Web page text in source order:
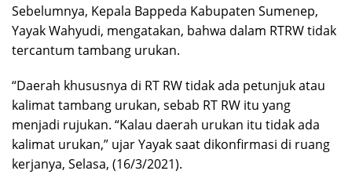
Sebelumnya, Kepala Bappeda Kabupaten Sumenep,
Yayak Wahyudi, mengatakan, bahwa dalam RTRW tidak
tercantum tambang urukan.
“Daerah khususnya di RT RW tidak ada petunjuk atau
kalimat tambang urukan, sebab RT RW itu yang
menjadi rujukan. “Kalau daerah urukan itu tidak ada
kalimat urukan,” ujar Yayak saat dikonfirmasi di ruang
kerjanya, Selasa, (16/3/2021).